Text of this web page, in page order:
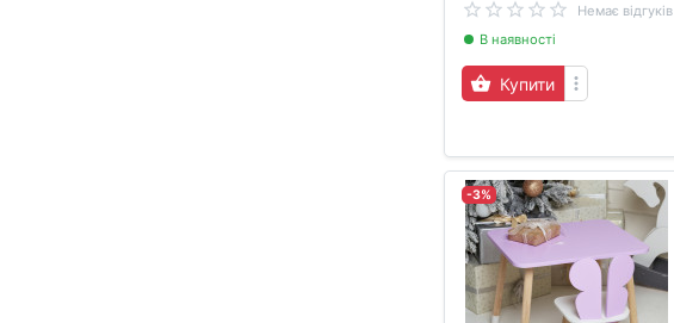
Немає відгуків
В наявності
Купити
-3%